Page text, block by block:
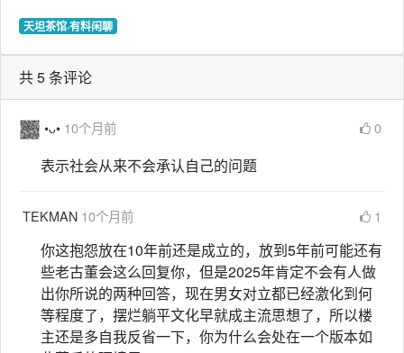
天坦茶馆·有料闲聊
共 5 条评论
•ᴗ• 10个月前 0
表示社会从来不会承认自己的问题
TEKMAN 10个月前 1
你这抱怨放在10年前还是成立的，放到5年前可能还有
些老古董会这么回复你，但是2025年肯定不会有人做
出你所说的两种回答，现在男女对立都已经激化到何
等程度了，摆烂躺平文化早就成主流思想了，所以楼
主还是多自我反省一下，你为什么会处在一个版本如